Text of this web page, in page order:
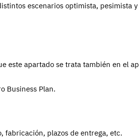
escenarios optimista, pesimista y
este apartado se trata también en el
Business Plan.
fabricación, plazos de entrega, etc.